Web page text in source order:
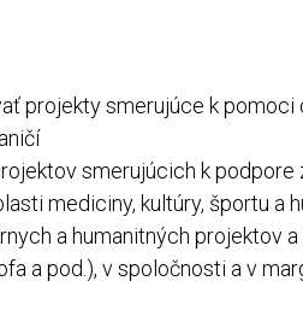
projekty smerujúce k pomoci
smerujúcich k podpore
mediciny, kultúry, športu a
a humanitných projektov
a pod.), v spoločnosti a v